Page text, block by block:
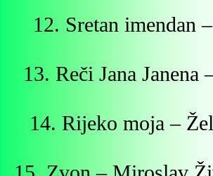
12. Sretan imendan
13. Reči Jana
14. Rijeko moja –